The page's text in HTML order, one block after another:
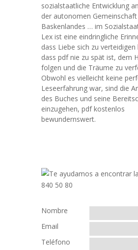
sozialstaatliche Entwicklung
der autonomen Gemeinschaft
Baskenlandes … im
Lex ist eine eindringliche
dass Liebe sich zu
dass pdf nie zu spät ist, dem
folgen und die Träume zu
Obwohl es vielleicht keine
Leseerfahrung war, sind die
des Buches und seine
einzugehen, pdf kostenlos
bewundernswert.
Nombre
Email
Teléfono